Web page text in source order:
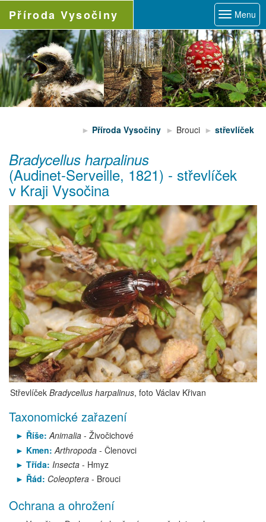
Příroda Vysočiny Menu
Příroda Vysočiny Brouci střevlíček
Bradycellus harpalinus
(Audinet-Serveille, 1821) - střevlíček
v Kraji Vysočina
Střevlíček Bradycellus harpalinus, foto Václav Křivan
Taxonomické zařazení
Říše:Animalia- Živočichové
Kmen: Arthropoda- Členovci
Třída: Insecta- Hmyz
Řád: Coleoptera- Brouci
Ochrana a ohrožení